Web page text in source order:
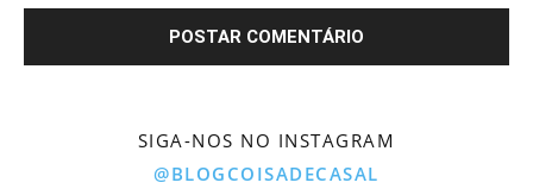
SIGA-NOS NO INSTAGRAM
@BLOGCOISADECASAL